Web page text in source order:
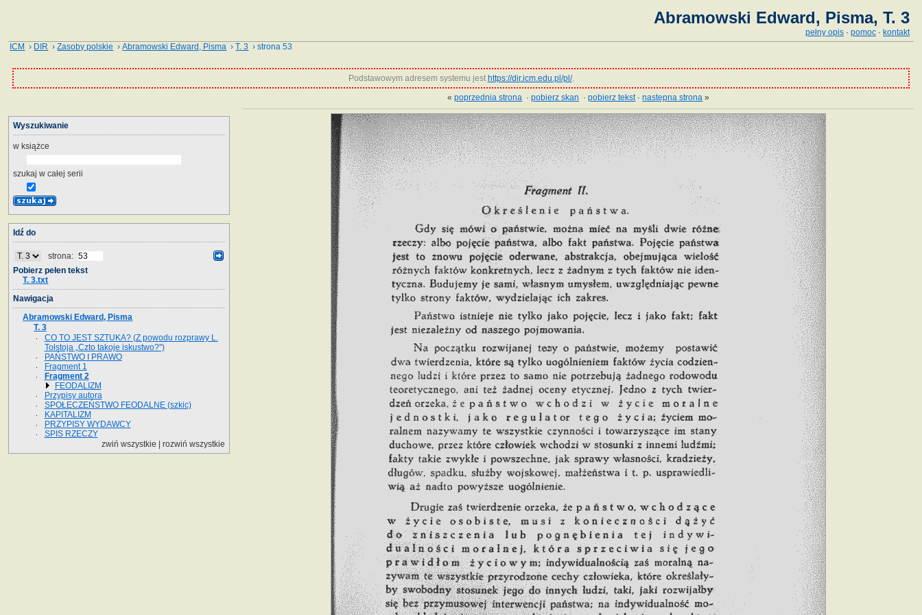
Abramowski Edward, Pisma, T. 3
pełny opis · pomoc · kontakt
ICM › DIR ›Zasoby polskie ›Abramowski Edward, Pisma ›T. 3 › strona 53
Podstawowym adresem systemu jest https://dir.icm.edu.pl/pl/.
«poprzednia strona ·pobierz skan ·pobierz tekst·następna strona »
Wyszukiwanie
w książce
szukaj w całej serii
Idź do
strona:
Pobierz pełen tekst
T. 3.txt
Nawigacja
Abramowski Edward, Pisma
T. 3
CO TO JEST SZTUKA? (Z powodu rozprawy L.
Tołstoja „Czto takoje iskustwo?")
PAŃSTWO I PRAWO
Fragment 1
Fragment 2
FEODALIZM
Przypisy autora
SPOŁECZEŃSTWO FEODALNE (szkic)
KAPITALIZM
PRZYPISY WYDAWCY
SPIS RZECZY
zwiń wszystkie |rozwiń wszystkie